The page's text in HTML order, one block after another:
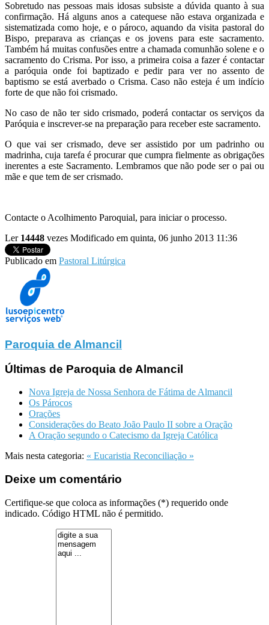
Sobretudo nas pessoas mais idosas subsiste a dúvida quanto à sua
confirmação. Há alguns anos a catequese não estava organizada e
sistematizada como hoje, e o pároco, aquando da visita pastoral do
Bispo, preparava as crianças e os jovens para este sacramento.
Também há muitas confusões entre a chamada comunhão solene e o
sacramento do Crisma. Por isso, a primeira coisa a fazer é contactar
a paróquia onde foi baptizado e pedir para ver no assento de
baptismo se está averbado o Crisma. Caso não esteja é um indício
forte de que não foi crismado.
No caso de não ter sido crismado, poderá contactar os serviços da
Paróquia e inscrever-se na preparação para receber este sacramento.
O que vai ser crismado, deve ser assistido por um padrinho ou
madrinha, cuja tarefa é procurar que cumpra fielmente as obrigações
inerentes a este Sacramento. Lembramos que não pode ser o pai ou
mãe e que tem de ser crismado.
Contacte o Acolhimento Paroquial, para iniciar o processo.
Ler 14448 vezes Modificado em quinta, 06 junho 2013 11:36
Publicado em Pastoral Litúrgica
Paroquia de Almancil
Últimas de Paroquia de Almancil
Nova Igreja de Nossa Senhora de Fátima de Almancil
Os Párocos
Orações
Considerações do Beato João Paulo II sobre a Oração
A Oração segundo o Catecismo da Igreja Católica
Mais nesta categoria: « Eucaristia Reconciliação »
Deixe um comentário
Certifique-se que coloca as informações (*) requerido onde
indicado. Código HTML não é permitido.